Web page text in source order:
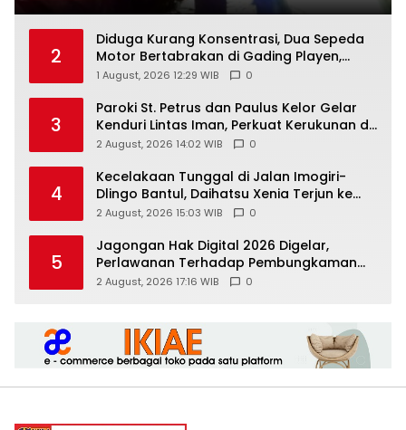
2
Diduga Kurang Konsentrasi, Dua Sepeda
Motor Bertabrakan di Gading Playen,
Mahasiswi Meninggal
1 August, 2026 12:29 WIB 0
3
Paroki St. Petrus dan Paulus Kelor Gelar
Kenduri Lintas Iman, Perkuat Kerukunan di
Gunungkidul
2 August, 2026 14:02 WIB 0
4
Kecelakaan Tunggal di Jalan Imogiri-
Dlingo Bantul, Daihatsu Xenia Terjun ke
Jurang
2 August, 2026 15:03 WIB 0
5
Jagongan Hak Digital 2026 Digelar,
Perlawanan Terhadap Pembungkaman
Media Digital
2 August, 2026 17:16 WIB 0